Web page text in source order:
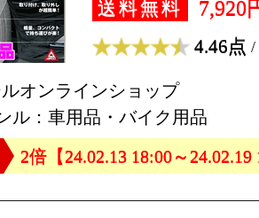
送料無料 7,920
4.46点 /
オンラインショップ
ル：車用品・バイク用品
2倍【24.02.13 18:00～24.02.19